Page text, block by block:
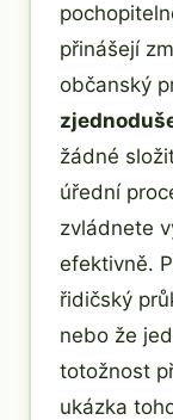
přinášejí
občanský
žádné
úřední
zvládnete
efektivně.
řidičský
nebo že
totožnost
ukázka